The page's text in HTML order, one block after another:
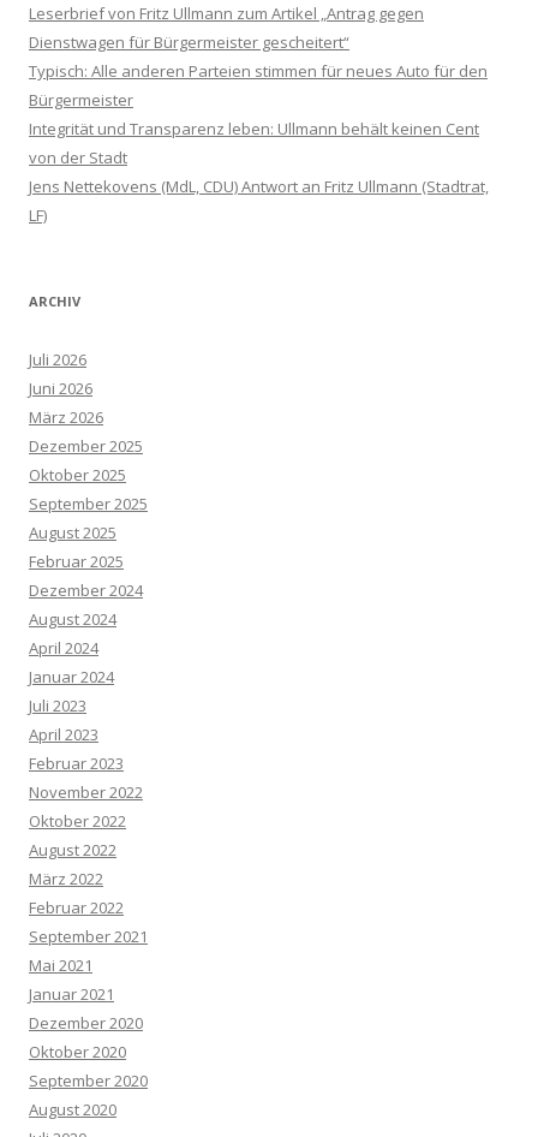
Leserbrief von Fritz Ullmann zum Artikel „Antrag gegen
Dienstwagen für Bürgermeister gescheitert“
Typisch: Alle anderen Parteien stimmen für neues Auto für den
Bürgermeister
Integrität und Transparenz leben: Ullmann behält keinen Cent
von der Stadt
Jens Nettekovens (MdL, CDU) Antwort an Fritz Ullmann (Stadtrat,
LF)
ARCHIV
Juli 2026
Juni 2026
März 2026
Dezember 2025
Oktober 2025
September 2025
August 2025
Februar 2025
Dezember 2024
August 2024
April 2024
Januar 2024
Juli 2023
April 2023
Februar 2023
November 2022
Oktober 2022
August 2022
März 2022
Februar 2022
September 2021
Mai 2021
Januar 2021
Dezember 2020
Oktober 2020
September 2020
August 2020